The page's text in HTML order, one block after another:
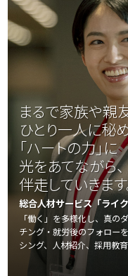
まるで家族や親
ひとり一人に秘
「ハートの力」に
光をあてながら、
伴走していきます
総合人材サービス「ライ
「働く」を多様化し、真の
チング・就労後のフォロー
シング、人材紹介、採用教